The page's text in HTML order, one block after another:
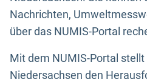
Nachrichten,
über das NUMIS-Portal
Mit dem NUMIS-Portal stellt
Niedersachsen den